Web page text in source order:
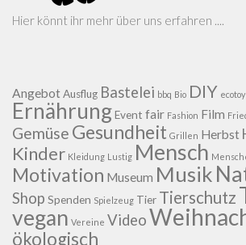
Hier könnt ihr mehr über uns erfahren ....
AngebotAusflug Bastelei bbq Bio DIY ecotoy
ErnährungEvent fair Fashion Film
Gemüse Gesundheit Grillen Herbst
Kinder Kleidung Lustig Mensch
Motivation Museum Musik
Shop Spenden Spielzeug Tier Tierschutz
vegan Vereine Video
ökologisch